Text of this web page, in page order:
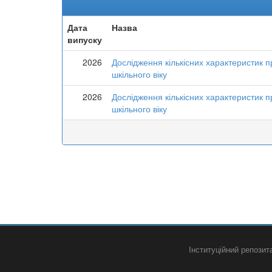
Дата
випуску
Назва
2026
Дослідження кількісних характеристик
шкільного віку
2026
Дослідження кількісних характеристик
шкільного віку
Інституційний